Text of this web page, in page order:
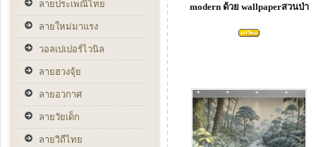
ลายประเพณีไทย
ลายใหม่มาแรง
วอลเปเปอร์ไวนิล
ลายฮวงจุ้ย
ลายอวกาศ
ลายวัยเด็ก
ลายวิถีไทย
modern ด้วย wallpaperสวนป่า